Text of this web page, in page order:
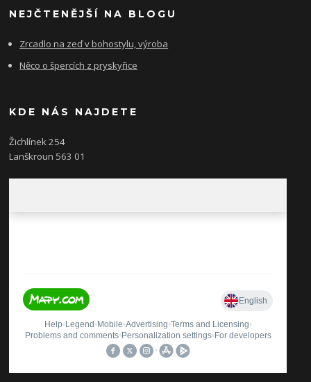
NEJČTENĚJŠÍ NA BLOGU
Zrcadlo na zeď v bohostylu, výroba
Něco o špercích z pryskyřice
KDE NÁS NAJDETE
Žichlínek 254
Lanškroun 563 01